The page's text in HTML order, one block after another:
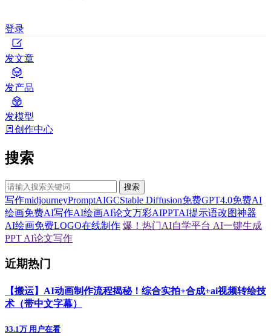
登录
发文章
发产品
发模型
创作中心
搜索
搜索
写作midjourneyPromptAIGCStable Diffusion免费GPT4.0免费AI
绘画免费AI写作AI绘画AI论文万彩AIPPTAI提示语改图神器
AI绘画免费LOGO在线制作 爆！热门AI自学平台 AI一键生成
PPT AI论文写作
近期热门
【搬运】AI动画制作流程揭秘！综合实拍+合成+ai视频转绘技
术（带中文字幕）
33.1万 用户在看